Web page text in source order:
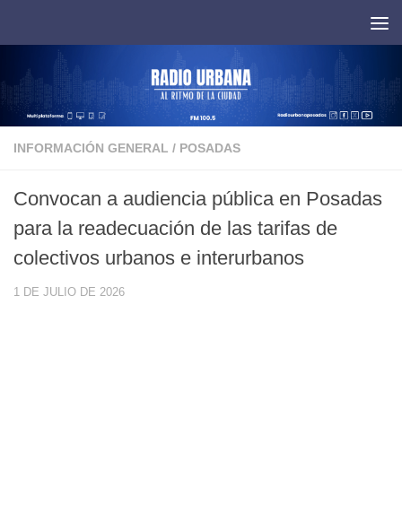
INFORMACIÓN GENERAL / POSADAS
Convocan a audiencia pública en Posadas
para la readecuación de las tarifas de
colectivos urbanos e interurbanos
1 DE JULIO DE 2026